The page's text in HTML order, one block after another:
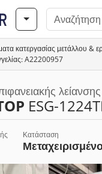
κατεργασίας μετάλλου &
A22200957
λείανσης
ESG-
Κατάσταση